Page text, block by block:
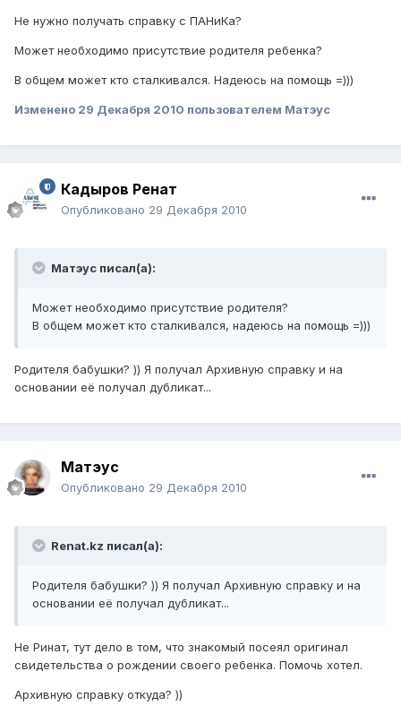
Не нужно получать справку с ПАНиКа?
Может необходимо присутствие родителя ребенка?
В общем может кто сталкивался. Надеюсь на помощь =)))
Изменено 29 Декабря 2010 пользователем Матэус
Кадыров Ренат
Опубликовано 29 Декабря 2010
Матэус писал(а):
Может необходимо присутствие родителя?
В общем может кто сталкивался, надеюсь на помощь =)))
Родителя бабушки? )) Я получал Архивную справку и на
основании её получал дубликат...
Матэус
Опубликовано 29 Декабря 2010
Renat.kz писал(а):
Родителя бабушки? )) Я получал Архивную справку и на
основании её получал дубликат...
Не Ринат, тут дело в том, что знакомый посеял оригинал
свидетельства о рождении своего ребенка. Помочь хотел.
Архивную справку откуда? ))